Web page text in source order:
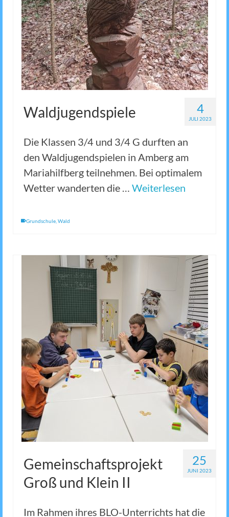
4
JULI 2023
Waldjugendspiele
Die Klassen 3/4 und 3/4 G durften an
den Waldjugendspielen in Amberg am
Mariahilfberg teilnehmen. Bei optimalem
Wetter wanderten die … Weiterlesen
Grundschule Wald
25
JUNI 2023
Gemeinschaftsprojekt
Groß und Klein II
Im Rahmen ihres BLO-Unterrichts hat die